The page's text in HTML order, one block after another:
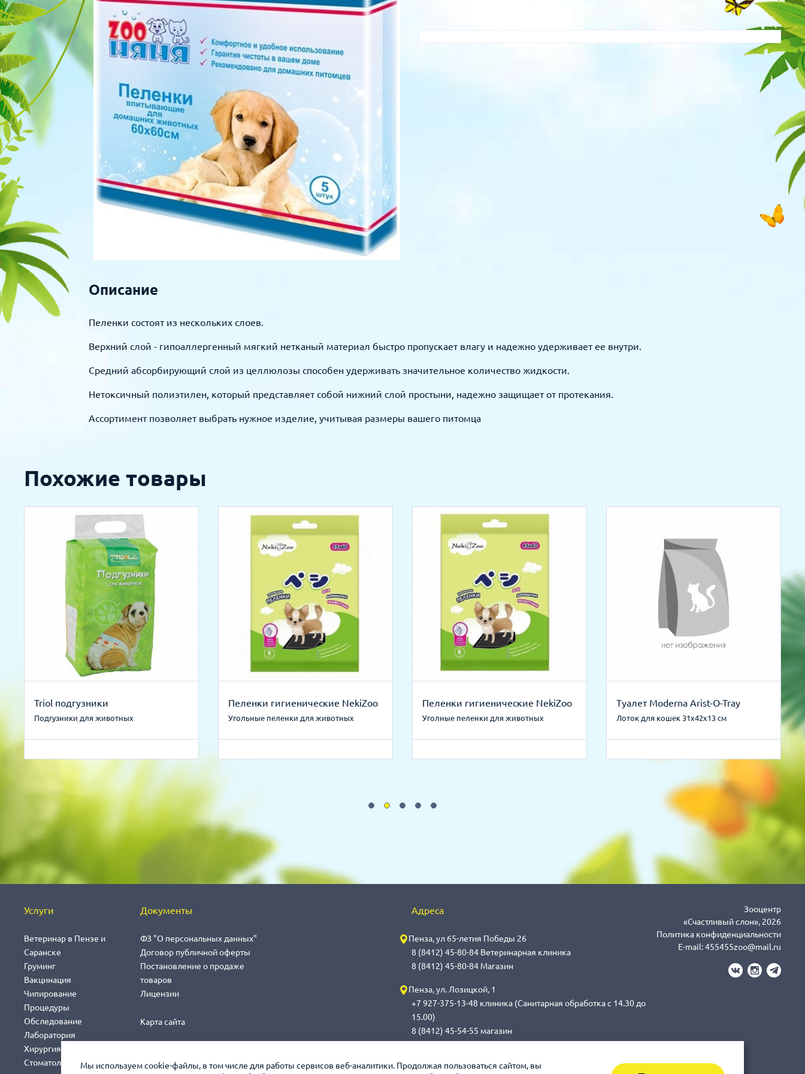
Мы используем cookie-файлы, в том числе для работы сервисов веб-аналитики. Продолжая пользоваться сайтом, вы
Для рыбок
Для рептилий
Процедуры
Обследование
Лаборатория
Хирургия
Стоматология
Описание
Пеленки состоят из нескольких слоев.
Верхний слой - гипоаллергенный мягкий нетканый материал быстро пропускает влагу и надежно удерживает ее внутри.
Средний абсорбирующий слой из целлюлозы способен удерживать значительное количество жидкости.
Нетоксичный полиэтилен, который представляет собой нижний слой простыни, надежно защищает от протекания.
Ассортимент позволяет выбрать нужное изделие, учитывая размеры вашего питомца
Похожие товары
Triol подгузники
Подгузники для животных
Пеленки гигиенические NekiZoo
Угольные пеленки для животных
Пеленки гигиенические NekiZoo
Уголные пеленки для животных
Туалет Moderna Arist-O-Tray
Лоток для кошек 31х42х13 см
Услуги
Ветеринар в Пензе и
Саранске
Груминг
Вакцинация
Чипирование
Процедуры
Обследование
Лаборатория
Хирургия
Стоматология
Документы
ФЗ "О персональных данных"
Договор публичной оферты
Постановление о продаже
товаров
Лицензии
Карта сайта
Адреса
Пенза, ул 65-летия Победы 26
8 (8412) 45-80-84 Ветеринарная клиника
8 (8412) 45-80-84 Магазин
Пенза, ул. Лозицкой, 1
+7 927-375-13-48 клиника (Санитарная обработка с 14.30 до
15.00)
8 (8412) 45-54-55 магазин
8 (8342) 314-341, сот 8(9648) 53-43-41 клиника (Санитарная
Зооцентр
«Счастливый слон», 2026
Политика конфиденциальности
E-mail:455455zoo@mail.ru